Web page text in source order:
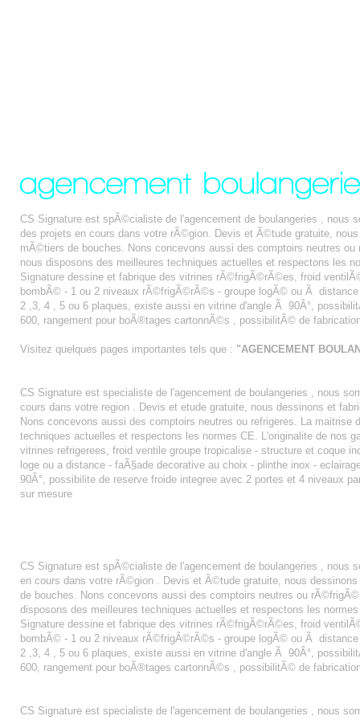
CS Signature est spÃ©cialiste de l'agencement de boulangeries ,
des projets en cours dans votre rÃ©gion. Devis et Ã©tude gratuite,
mÃ©tiers de bouches. Nons concevons aussi des comptoirs neutres
nous disposons des meilleures techniques actuelles et respectons les
Signature dessine et fabrique des vitrines rÃ©frigÃ©rÃ©es, froid
bombÃ© - 1 ou 2 niveaux rÃ©frigÃ©rÃ©s - groupe logÃ© ou Ã
2 ,3, 4 , 5 ou 6 plaques, existe aussi en vitrine d'angle Ã 90Â°,
600, rangement pour boÃ®tages cartonnÃ©s , possibilitÃ© de
Visitez quelques pages importantes tels que : "AGENCEMENT
CS Signature est specialiste de l'agencement de boulangeries , nous
cours dans votre region . Devis et etude gratuite, nous dessinons et
Nons concevons aussi des comptoirs neutres ou refrigeres. La
techniques actuelles et respectons les normes CE. L'originalite de nos
vitrines refrigerees, froid ventile groupe tropicalise - structure et coque
loge ou a distance - faÃ§ade decorative au choix - plinthe inox -
90Â°, possibilite de reserve froide integree avec 2 portes et 4 niveaux
sur mesure
CS Signature est spÃ©cialiste de l'agencement de boulangeries ,
en cours dans votre rÃ©gion . Devis et Ã©tude gratuite, nous
de bouches. Nons concevons aussi des comptoirs neutres ou
disposons des meilleures techniques actuelles et respectons les
Signature dessine et fabrique des vitrines rÃ©frigÃ©rÃ©es, froid
bombÃ© - 1 ou 2 niveaux rÃ©frigÃ©rÃ©s - groupe logÃ© ou Ã
2 ,3, 4 , 5 ou 6 plaques, existe aussi en vitrine d'angle Ã 90Â°,
600, rangement pour boÃ®tages cartonnÃ©s , possibilitÃ© de
CS Signature est specialiste de l'agencement de boulangeries , nous